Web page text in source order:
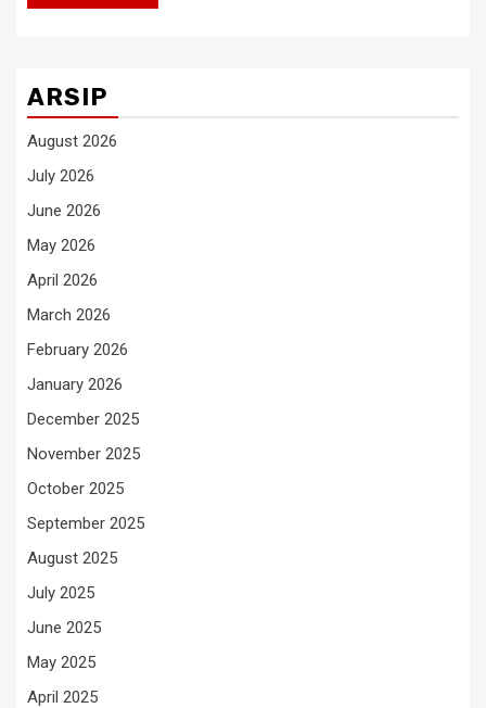
ARSIP
August 2026
July 2026
June 2026
May 2026
April 2026
March 2026
February 2026
January 2026
December 2025
November 2025
October 2025
September 2025
August 2025
July 2025
June 2025
May 2025
April 2025